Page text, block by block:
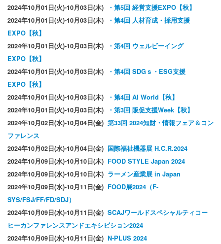
2024年10月01日(火)-10月03日(木)
・第5回 経営支援EXPO【秋】
2024年10月01日(火)-10月03日(木)
・第4回 人材育成・採用支援
EXPO【秋】
2024年10月01日(火)-10月03日(木)
・第4回 ウェルビーイング
EXPO【秋】
2024年10月01日(火)-10月03日(木)
・第4回 SDGｓ・ESG支援
EXPO【秋】
2024年10月01日(火)-10月03日(木)
・第4回 AI World【秋】
2024年10月01日(火)-10月03日(木)
・第3回 販促支援Week【秋】
2024年10月02日(水)-10月04日(金) 第33回 2024知財・情報フェア＆コン
ファレンス
2024年10月02日(水)-10月04日(金) 国際福祉機器展 H.C.R.2024
2024年10月09日(水)-10月10日(木) FOOD STYLE Japan 2024
2024年10月09日(水)-10月10日(木) ラーメン産業展 in Japan
2024年10月09日(水)-10月11日(金) FOOD展2024（F-
SYS/FSJ/FF/FD/SDJ）
2024年10月09日(水)-10月11日(金) SCAJワールドスペシャルティコー
ヒーカンファレンスアンドエキシビション2024
2024年10月09日(水)-10月11日(金) N-PLUS 2024